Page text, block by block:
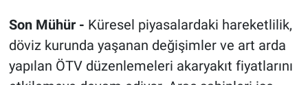
Son Mühür - Küresel piyasalardaki hareketlilik,
döviz kurunda yaşanan değişimler ve art arda
yapılan ÖTV düzenlemeleri akaryakıt fiyatlarını